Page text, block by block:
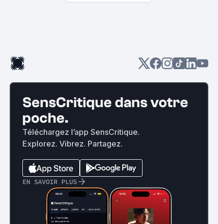
SensCritique dans votre
poche.
Téléchargez l’app SensCritique.
Explorez. Vibrez. Partagez.
EN SAVOIR PLUS